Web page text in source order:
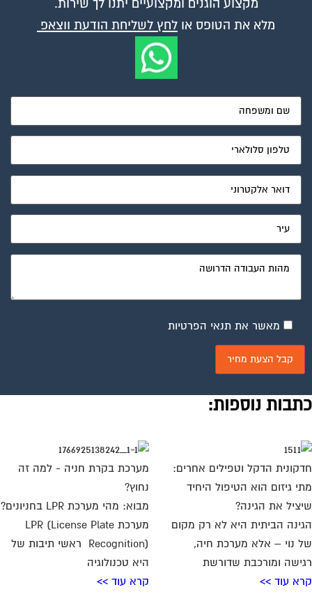
מקצוע הוגנים ומקצועיים יתנו לך שירות.
מלא את הטופס אולחץ לשליחת הודעת ווצאפ
מאשר את תנאי הפרטיות
נוספות:
הדקל וטפילים אחרים:
גיזום הוא הטיפול היחיד
את הגינה?
הביתית היא לא רק מקום
נוי – אלא מערכת חיה,
ומורכבת שדורשת
עוד >>
מערכת בקרת חניה - למה זה
נחוץ?
מבוא: מהי מערכת LPR בחניונים?
מערכת LPR (License Plate
Recognition) ראשי תיבות של
היא טכנולוגיה
קרא עוד >>